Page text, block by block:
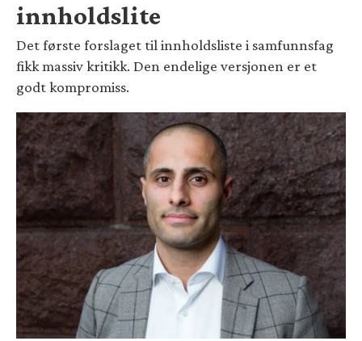
innholdslite
Det første forslaget til innholdsliste i samfunnsfag
fikk massiv kritikk. Den endelige versjonen er et
godt kompromiss.